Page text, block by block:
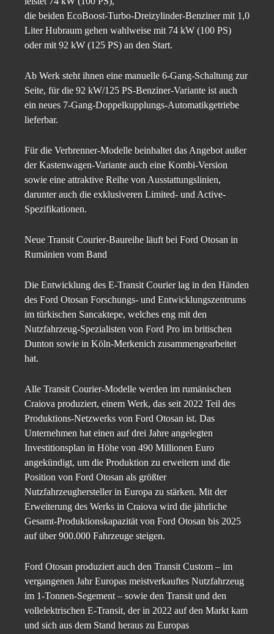
die beiden EcoBoost-Turbo-Dreizylinder-Benziner mit 1,0
Liter Hubraum gehen wahlweise mit 74 kW (100 PS)
oder mit 92 kW (125 PS) an den Start.
Ab Werk steht ihnen eine manuelle 6-Gang-Schaltung zur
Seite, für die 92 kW/125 PS-Benziner-Variante ist auch
ein neues 7-Gang-Doppelkupplungs-Automatikgetriebe
lieferbar.
Für die Verbrenner-Modelle beinhaltet das Angebot außer
der Kastenwagen-Variante auch eine Kombi-Version
sowie eine attraktive Reihe von Ausstattungslinien,
darunter auch die exklusiveren Limited- und Active-
Spezifikationen.
Neue Transit Courier-Baureihe läuft bei Ford Otosan in
Rumänien vom Band
Die Entwicklung des E-Transit Courier lag in den Händen
des Ford Otosan Forschungs- und Entwicklungszentrums
im türkischen Sancaktepe, welches eng mit den
Nutzfahrzeug-Spezialisten von Ford Pro im britischen
Dunton sowie in Köln-Merkenich zusammengearbeitet
hat.
Alle Transit Courier-Modelle werden im rumänischen
Craiova produziert, einem Werk, das seit 2022 Teil des
Produktions-Netzwerks von Ford Otosan ist. Das
Unternehmen hat einen auf drei Jahre angelegten
Investitionsplan in Höhe von 490 Millionen Euro
angekündigt, um die Produktion zu erweitern und die
Position von Ford Otosan als größter
Nutzfahrzeughersteller in Europa zu stärken. Mit der
Erweiterung des Werks in Craiova wird die jährliche
Gesamt-Produktionskapazität von Ford Otosan bis 2025
auf über 900.000 Fahrzeuge steigen.
Ford Otosan produziert auch den Transit Custom – im
vergangenen Jahr Europas meistverkauftes Nutzfahrzeug
im 1-Tonnen-Segement – sowie den Transit und den
vollelektrischen E-Transit, der in 2022 auf den Markt kam
und sich aus dem Stand heraus zu Europas